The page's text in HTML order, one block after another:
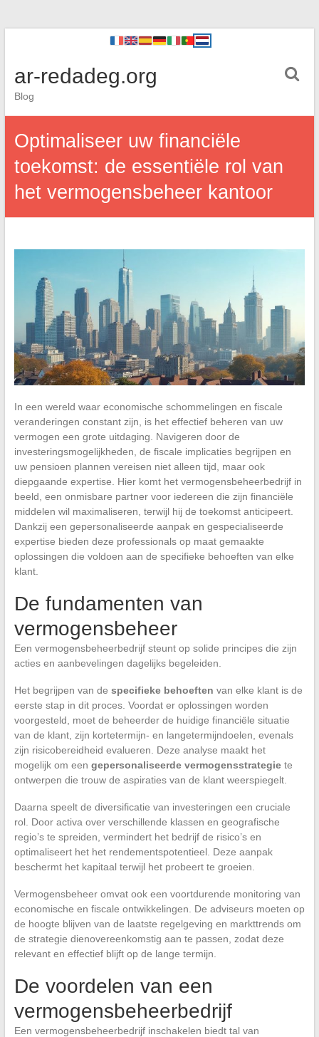
ar-redadeg.org
Blog
Optimaliseer uw financiële
toekomst: de essentiële rol van
het vermogensbeheer kantoor
In een wereld waar economische schommelingen en fiscale
veranderingen constant zijn, is het effectief beheren van uw
vermogen een grote uitdaging. Navigeren door de
investeringsmogelijkheden, de fiscale implicaties begrijpen en
uw pensioen plannen vereisen niet alleen tijd, maar ook
diepgaande expertise. Hier komt het vermogensbeheerbedrijf in
beeld, een onmisbare partner voor iedereen die zijn financiële
middelen wil maximaliseren, terwijl hij de toekomst anticipeert.
Dankzij een gepersonaliseerde aanpak en gespecialiseerde
expertise bieden deze professionals op maat gemaakte
oplossingen die voldoen aan de specifieke behoeften van elke
klant.
De fundamenten van
vermogensbeheer
Een vermogensbeheerbedrijf steunt op solide principes die zijn
acties en aanbevelingen dagelijks begeleiden.
Het begrijpen van de specifieke behoeften van elke klant is de
eerste stap in dit proces. Voordat er oplossingen worden
voorgesteld, moet de beheerder de huidige financiële situatie
van de klant, zijn kortetermijn- en langetermijndoelen, evenals
zijn risicobereidheid evalueren. Deze analyse maakt het
mogelijk om een gepersonaliseerde vermogensstrategiete
ontwerpen die trouw de aspiraties van de klant weerspiegelt.
Daarna speelt de diversificatie van investeringen een cruciale
rol. Door activa over verschillende klassen en geografische
regio’s te spreiden, vermindert het bedrijf de risico’s en
optimaliseert het het rendementspotentieel. Deze aanpak
beschermt het kapitaal terwijl het probeert te groeien.
Vermogensbeheer omvat ook een voortdurende monitoring van
economische en fiscale ontwikkelingen. De adviseurs moeten op
de hoogte blijven van de laatste regelgeving en markttrends om
de strategie dienovereenkomstig aan te passen, zodat deze
relevant en effectief blijft op de lange termijn.
De voordelen van een
vermogensbeheerbedrijf
Een vermogensbeheerbedrijf inschakelen biedt tal van